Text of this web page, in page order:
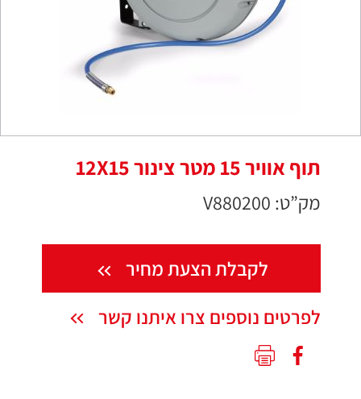
תוף אוויר 15 מטר צינור 12X15
מק”ט: V880200
לקבלת הצעת מחיר
לפרטים נוספים צרו איתנו קשר